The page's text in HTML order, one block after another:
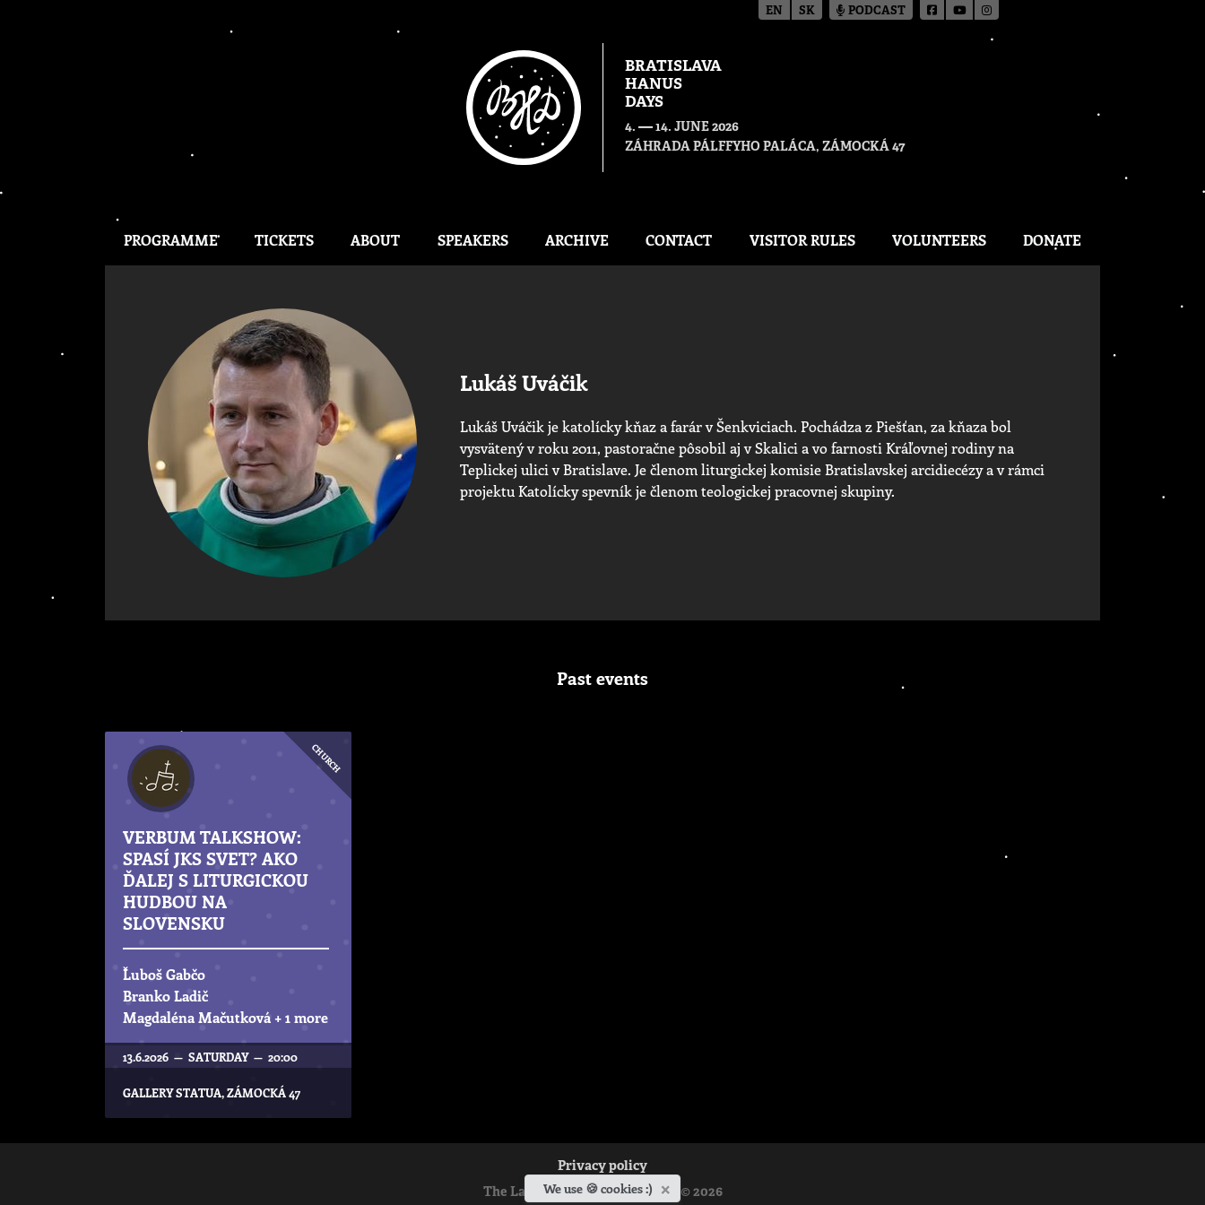
BRATISLAVA
HANUS
DAYS
4. — 14. JUNE 2026
ZÁHRADA PÁLFFYHO PALÁCA, ZÁMOCKÁ 47
PROGRAMME TICKETS ABOUT SPEAKERS ARCHIVE CONTACT VISITOR RULES VOLUNTEERS DONATE
Lukáš Uváčik
Lukáš Uváčik je katolícky kňaz a farár v Šenkviciach. Pochádza z Piešťan, za kňaza bol
vysvätený v roku 2011, pastoračne pôsobil aj v Skalici a vo farnosti Kráľovnej rodiny na
Teplickej ulici v Bratislave. Je členom liturgickej komisie Bratislavskej arcidiecézy a v rámci
projektu Katolícky spevník je členom teologickej pracovnej skupiny.
Past events
CHURCH
VERBUM TALKSHOW:
SPASÍ JKS SVET? AKO
ĎALEJ S LITURGICKOU
HUDBOU NA
SLOVENSKU
Ľuboš Gabčo
Branko Ladič
Magdaléna Mačutková + 1 more
13.6.2026 — SATURDAY — 20:00
GALLERY STATUA, ZÁMOCKÁ 47
EN SK PODCAST
Privacy policy
The Ladislav Hanus Fellowship © 2026
We use 🍪 cookies :) ×